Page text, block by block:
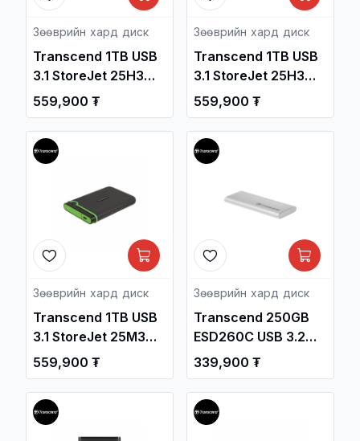
Зөөврийн хард диск
Transcend 1TB USB
3.1 StoreJet 25H3
2.5-inch Portable
Hard Drive Blue
TS1TSJ25H3B /
Зөөврийн Хард /
559,900 ₮
Зөөврийн хард диск
Transcend 1TB USB
3.1 StoreJet 25H3
2.5-inch Portable
Hard Drive Purple
TS1TSJ25H3P /
Зөөврийн Хард /
559,900 ₮
Зөөврийн хард диск
Transcend 1TB USB
3.1 StoreJet 25M3
2.5-inch Portable
Hard Drive Iron Gray
TS1TSJ25M3S /
Зөөврийн Хард /
559,900 ₮
Зөөврийн хард диск
Transcend 250GB
ESD260C USB 3.2
Gen2 Type-C
Portable SSD
TS250GESD260C /
Зөөврийн Хард /
339,900 ₮